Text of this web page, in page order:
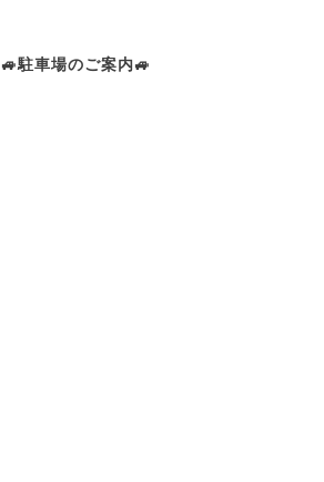
🚙駐車場のご案内🚙